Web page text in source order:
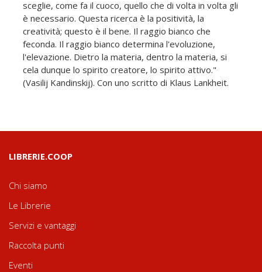
sceglie, come fa il cuoco, quello che di volta in volta gli
è necessario. Questa ricerca è la positività, la
creatività; questo è il bene. Il raggio bianco che
feconda. Il raggio bianco determina l'evoluzione,
l'elevazione. Dietro la materia, dentro la materia, si
cela dunque lo spirito creatore, lo spirito attivo."
(Vasilij Kandinskij). Con uno scritto di Klaus Lankheit.
LIBRERIE.COOP
Chi siamo
Le Librerie
Servizi e vantaggi
Raccolta punti
Eventi